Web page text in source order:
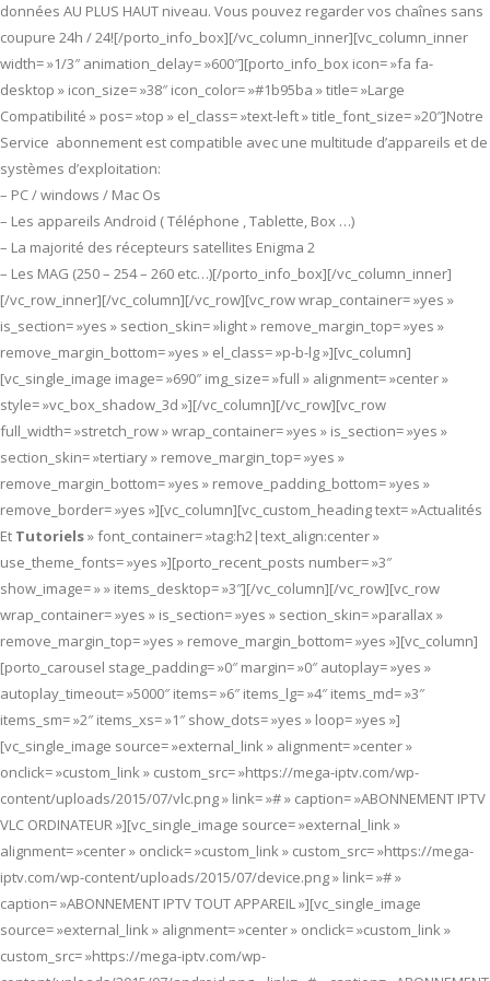
données AU PLUS HAUT niveau. Vous pouvez regarder vos chaînes sans
coupure 24h / 24![/porto_info_box][/vc_column_inner][vc_column_inner
width= »1/3″ animation_delay= »600″][porto_info_box icon= »fa fa-
desktop » icon_size= »38″ icon_color= »#1b95ba » title= »Large
Compatibilité » pos= »top » el_class= »text-left » title_font_size= »20″]Notre
Service abonnement est compatible avec une multitude d’appareils et de
systèmes d’exploitation:
– PC / windows / Mac Os
– Les appareils Android ( Téléphone , Tablette, Box …)
– La majorité des récepteurs satellites Enigma 2
– Les MAG (250 – 254 – 260 etc…)[/porto_info_box][/vc_column_inner]
[/vc_row_inner][/vc_column][/vc_row][vc_row wrap_container= »yes »
is_section= »yes » section_skin= »light » remove_margin_top= »yes »
remove_margin_bottom= »yes » el_class= »p-b-lg »][vc_column]
[vc_single_image image= »690″ img_size= »full » alignment= »center »
style= »vc_box_shadow_3d »][/vc_column][/vc_row][vc_row
full_width= »stretch_row » wrap_container= »yes » is_section= »yes »
section_skin= »tertiary » remove_margin_top= »yes »
remove_margin_bottom= »yes » remove_padding_bottom= »yes »
remove_border= »yes »][vc_column][vc_custom_heading text= »Actualités
Et Tutoriels» font_container= »tag:h2|text_align:center »
use_theme_fonts= »yes »][porto_recent_posts number= »3″
show_image= » » items_desktop= »3″][/vc_column][/vc_row][vc_row
wrap_container= »yes » is_section= »yes » section_skin= »parallax »
remove_margin_top= »yes » remove_margin_bottom= »yes »][vc_column]
[porto_carousel stage_padding= »0″ margin= »0″ autoplay= »yes »
autoplay_timeout= »5000″ items= »6″ items_lg= »4″ items_md= »3″
items_sm= »2″ items_xs= »1″ show_dots= »yes » loop= »yes »]
[vc_single_image source= »external_link » alignment= »center »
onclick= »custom_link » custom_src= »https://mega-iptv.com/wp-
content/uploads/2015/07/vlc.png » link= »# » caption= »ABONNEMENT IPTV
VLC ORDINATEUR »][vc_single_image source= »external_link »
alignment= »center » onclick= »custom_link » custom_src= »https://mega-
iptv.com/wp-content/uploads/2015/07/device.png » link= »# »
caption= »ABONNEMENT IPTV TOUT APPAREIL »][vc_single_image
source= »external_link » alignment= »center » onclick= »custom_link »
custom_src= »https://mega-iptv.com/wp-